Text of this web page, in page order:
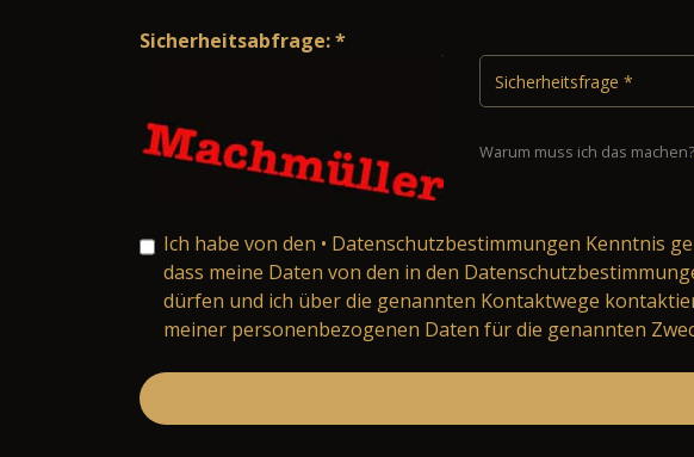
Sicherheitsabfrage: *
Warum muss ich das machen?
Ich habe von den • Datenschutzbestimmungen Kenntnis
dass meine Daten von den in den
dürfen und ich über die genannten Kontaktwege
meiner personenbezogenen Daten für die genannten